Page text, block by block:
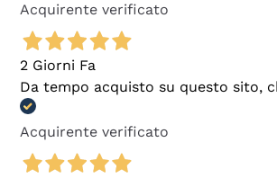
Acquirente verificato
2 Giorni Fa
Da tempo acquisto su questo sito,
Acquirente verificato